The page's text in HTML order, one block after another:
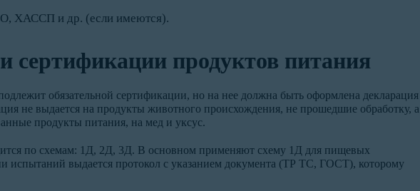
ХАССП и др. (если имеются).
сертификации продуктов питания
обязательной сертификации, но на нее должна быть оформлена декларация
не выдается на продукты животного происхождения, не прошедшие обработку, а
продукты питания, на мед и уксус.
по схемам: 1Д, 2Д, 3Д. В основном применяют схему 1Д для пищевых
испытаний выдается протокол с указанием документа (ТР ТС, ГОСТ), которому